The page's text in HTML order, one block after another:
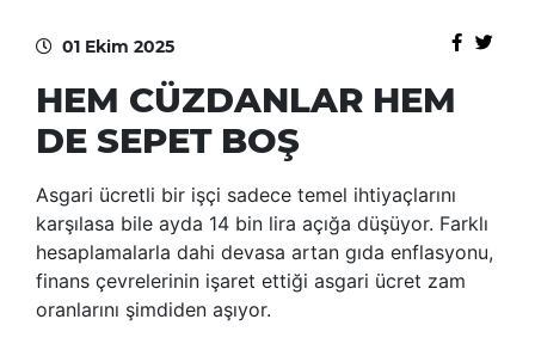
01 Ekim 2025
HEM CÜZDANLAR HEM
DE SEPET BOŞ
Asgari ücretli bir işçi sadece temel ihtiyaçlarını
karşılasa bile ayda 14 bin lira açığa düşüyor. Farklı
hesaplamalarla dahi devasa artan gıda enflasyonu,
finans çevrelerinin işaret ettiği asgari ücret zam
oranlarını şimdiden aşıyor.